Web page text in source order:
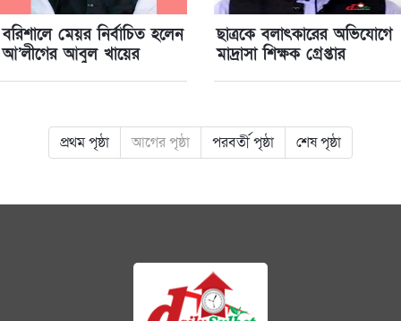
বরিশালে মেয়র নির্বাচিত হলেন
আ’লীগের আবুল খায়ের
ছাত্রকে বলাৎকারের অভিযোগে
মাদ্রাসা শিক্ষক গ্রেপ্তার
প্রথম পৃষ্ঠা আগের পৃষ্ঠা পরবর্তী পৃষ্ঠা শেষ পৃষ্ঠা